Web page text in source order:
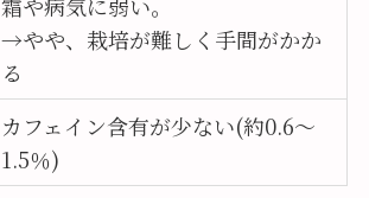
霜や病気に弱い。
→やや、栽培が難しく手間がかか
る
カフェイン含有が少ない(約0.6〜
1.5％)